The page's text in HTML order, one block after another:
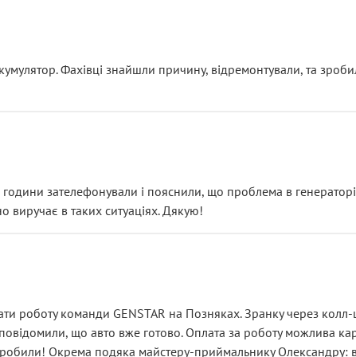
із головним гальмівним циліндром у зборі.
і тоді сервіс наче справив хороше враження. Але
хвилюватися. ( надіюсь новий власник, не застяг в полі))
підірвав.
а “аби швидше і дорожче”. Саме це і псує загальне
Фахівці знайшли причину, відремонтували, та
зателефонували і пояснили, що проблема в
виручає в таких ситуаціях. Дякую!
роботу команди GENSTAR на Позняках. Зранку через колл-
що авто вже готово. Оплата за роботу можлива
Окрема подяка майстеру-приймальнику Олександру: